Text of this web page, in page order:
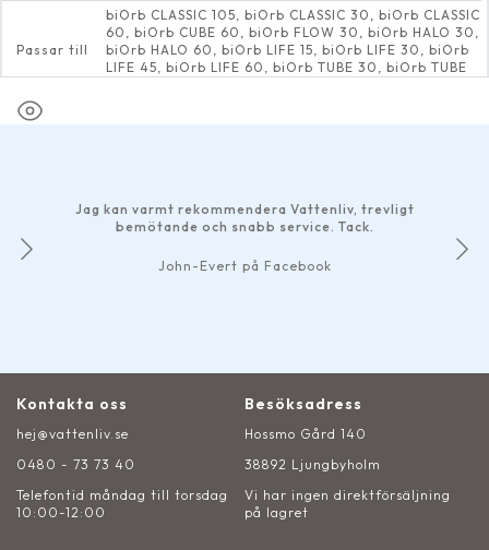
Passar till
biOrb CLASSIC 105, biOrb CLASSIC 30, biOrb CLASSIC
60, biOrb CUBE 60, biOrb FLOW 30, biOrb HALO 30,
biOrb HALO 60, biOrb LIFE 15, biOrb LIFE 30, biOrb
LIFE 45, biOrb LIFE 60, biOrb TUBE 30, biOrb TUBE
Jag kan varmt rekommendera Vattenliv, trevligt
bemötande och snabb service. Tack.
John-Evert på Facebook
Kontakta oss
hej@vattenliv.se
0480 - 73 73 40
Telefontid måndag till torsdag
10:00-12:00
Besöksadress
Hossmo Gård 140
38892 Ljungbyholm
Vi har ingen direktförsäljning
på lagret